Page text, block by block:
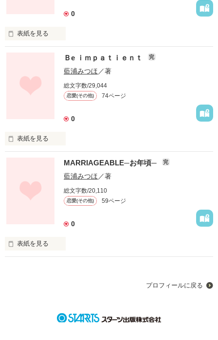
2009.5.1～更新中
作品を読む
なかった事にすれば良い
そう思うけど忘れられず…
どうして胸が苦しくなるの？
甘目仕立て！？となっております。。。
2009.5.25【完結】
0
表紙を見る
キミは気付いてくれない…
「まだ、俺の事嫌い？」
「恋い≒病い」の赤石駿平sideとなります。
先に「恋い≒病い」を読んでいただく事をお勧めします。
Ｂe ｉｍｐａｔｉｅｎｔ 完
藍浦みつほ／著
総文字数/29,044
恋愛(その他) 74ページ
0
表紙を見る
“気になる”ってのは、
既に“好き”なのと同じ
意識した時点でもうアウト
MARRIAGEABLE─お年頃─ 完
藍浦みつほ／著
総文字数/20,110
恋愛(その他) 59ページ
0
表紙を見る
プロフィールに戻る